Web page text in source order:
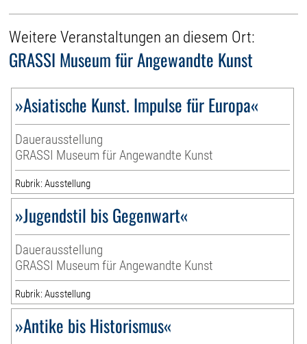
Weitere Veranstaltungen an diesem Ort:
GRASSI Museum für Angewandte Kunst
»Asiatische Kunst. Impulse für Europa«
Dauerausstellung
GRASSI Museum für Angewandte Kunst
Rubrik: Ausstellung
»Jugendstil bis Gegenwart«
Dauerausstellung
GRASSI Museum für Angewandte Kunst
Rubrik: Ausstellung
»Antike bis Historismus«